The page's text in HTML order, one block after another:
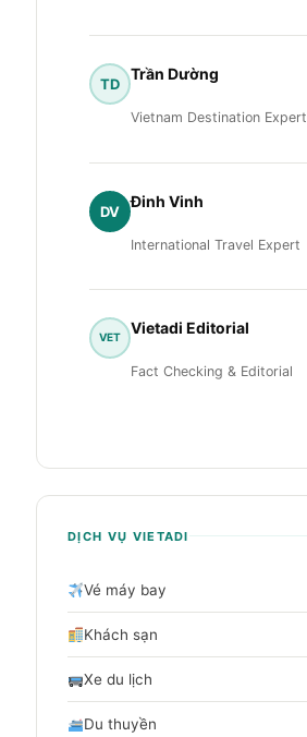
TD
Trần Dường
Vietnam Destination Expert
DV
Đinh Vinh
International Travel Expert
VET
Vietadi Editorial
Fact Checking & Editorial
DỊCH VỤ VIETADI
Vé máy bay
Khách sạn
Xe du lịch
Du thuyền